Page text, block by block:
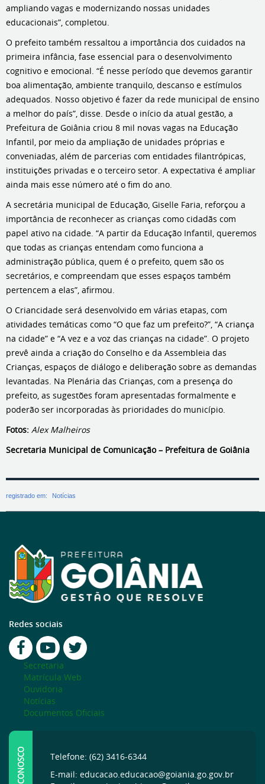
ampliando vagas e modernizando nossas unidades
educacionais”, completou.
O prefeito também ressaltou a importância dos cuidados na
primeira infância, fase essencial para o desenvolvimento
cognitivo e emocional. “É nesse período que devemos garantir
boa alimentação, ambiente tranquilo, descanso e estímulos
adequados. Nosso objetivo é fazer da rede municipal de ensino
a melhor do país”, disse. Desde o início da atual gestão, a
Prefeitura de Goiânia criou 8 mil novas vagas na Educação
Infantil, por meio da ampliação de unidades próprias e
conveniadas, além de parcerias com entidades filantrópicas,
instituições privadas e o terceiro setor. A expectativa é ampliar
ainda mais esse número até o fim do ano.
A secretária municipal de Educação, Giselle Faria, reforçou a
importância de reconhecer as crianças como cidadãs com
papel ativo na cidade. “A partir da Educação Infantil, queremos
que todas as crianças entendam como funciona a
administração pública, quem é o prefeito, quem são os
secretários, e compreendam que esses espaços também
pertencem a elas”, afirmou.
O Criancidade será desenvolvido em várias etapas, com
atividades temáticas como “O que faz um prefeito?”, “A criança
na cidade” e “A vez e a voz das crianças na cidade”. O projeto
prevê ainda a criação do Conselho e da Assembleia das
Crianças, espaços de diálogo e deliberação sobre as demandas
levantadas. Na Plenária das Crianças, com a presença do
prefeito, as sugestões foram apresentadas formalmente e
poderão ser incorporadas às prioridades do município.
Fotos: Alex Malheiros
Secretaria Municipal de Comunicação – Prefeitura de Goiânia
registrado em: Notícias
Redes sociais
Secretaria
Matrícula Web
Ouvidoria
Notícias
Documentos Oficiais
Telefone: (62) 3416-6344
E-mail: educacao.educacao@goiania.go.gov.br